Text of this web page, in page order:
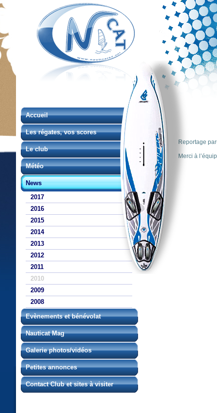
Accueil
Les régates, vos scores
Le club
Météo
News
2017
2016
2015
2014
2013
2012
2011
2010
2009
2008
Evènements et bénévolat
Nauticat Mag
Galerie photos/vidéos
Petites annonces
Contact Club et sites à visiter
Reportage
Merci à